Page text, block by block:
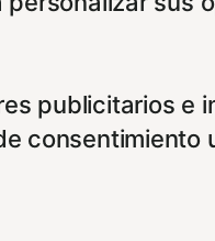
publicitarios e
consentimiento